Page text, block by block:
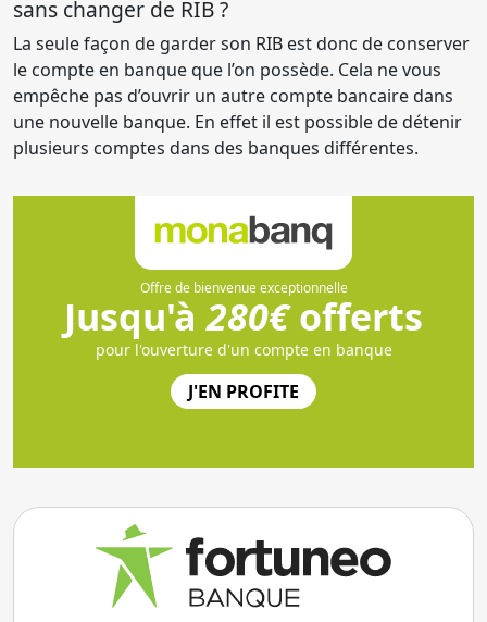
sans changer de RIB ?
La seule façon de garder son RIB est donc de conserver
le compte en banque que l’on possède. Cela ne vous
empêche pas d’ouvrir un autre compte bancaire dans
une nouvelle banque. En effet il est possible de détenir
plusieurs comptes dans des banques différentes.